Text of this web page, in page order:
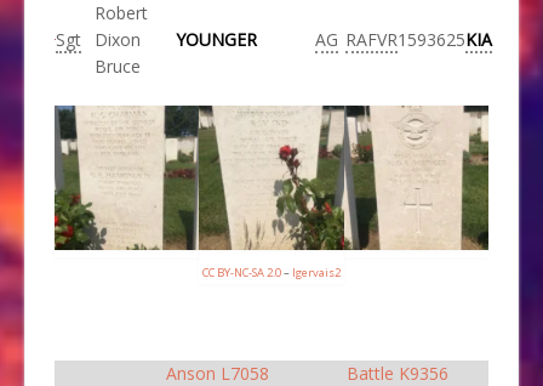
Sgt
Robert
Dixon
Bruce
YOUNGER AG RAFVR1593625KIA
CC BY-NC-SA 2.0– lgervais2
Anson L7058
Battle K9356